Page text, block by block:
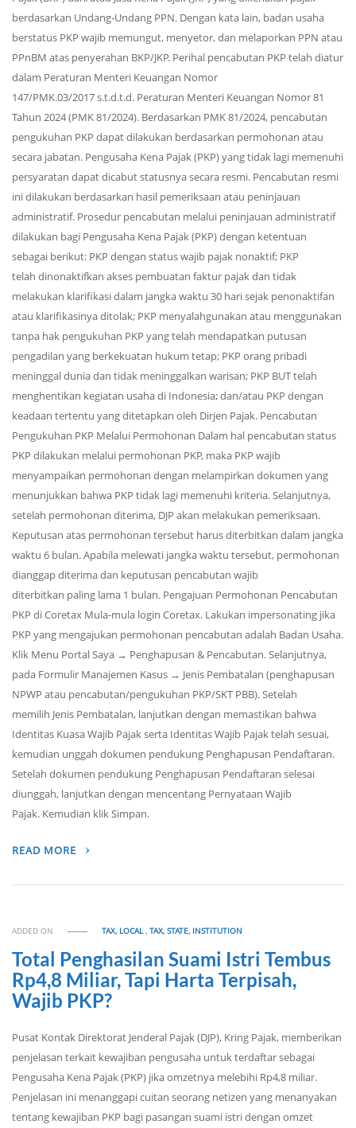
berdasarkan Undang-Undang PPN. Dengan kata lain, badan usaha
berstatus PKP wajib memungut, menyetor, dan melaporkan PPN atau
PPnBM atas penyerahan BKP/JKP. Perihal pencabutan PKP telah diatur
dalam Peraturan Menteri Keuangan Nomor
147/PMK.03/2017 s.t.d.t.d. Peraturan Menteri Keuangan Nomor 81
Tahun 2024 (PMK 81/2024). Berdasarkan PMK 81/2024, pencabutan
pengukuhan PKP dapat dilakukan berdasarkan permohonan atau
secara jabatan. Pengusaha Kena Pajak (PKP) yang tidak lagi memenuhi
persyaratan dapat dicabut statusnya secara resmi. Pencabutan resmi
ini dilakukan berdasarkan hasil pemeriksaan atau peninjauan
administratif. Prosedur pencabutan melalui peninjauan administratif
dilakukan bagi Pengusaha Kena Pajak (PKP) dengan ketentuan
sebagai berikut: PKP dengan status wajib pajak nonaktif; PKP
telah dinonaktifkan akses pembuatan faktur pajak dan tidak
melakukan klarifikasi dalam jangka waktu 30 hari sejak penonaktifan
atau klarifikasinya ditolak; PKP menyalahgunakan atau menggunakan
tanpa hak pengukuhan PKP yang telah mendapatkan putusan
pengadilan yang berkekuatan hukum tetap; PKP orang pribadi
meninggal dunia dan tidak meninggalkan warisan; PKP BUT telah
menghentikan kegiatan usaha di Indonesia; dan/atau PKP dengan
keadaan tertentu yang ditetapkan oleh Dirjen Pajak. Pencabutan
Pengukuhan PKP Melalui Permohonan Dalam hal pencabutan status
PKP dilakukan melalui permohonan PKP, maka PKP wajib
menyampaikan permohonan dengan melampirkan dokumen yang
menunjukkan bahwa PKP tidak lagi memenuhi kriteria. Selanjutnya,
setelah permohonan diterima, DJP akan melakukan pemeriksaan.
Keputusan atas permohonan tersebut harus diterbitkan dalam jangka
waktu 6 bulan. Apabila melewati jangka waktu tersebut, permohonan
dianggap diterima dan keputusan pencabutan wajib
diterbitkan paling lama 1 bulan. Pengajuan Permohonan Pencabutan
PKP di Coretax Mula-mula login Coretax. Lakukan impersonating jika
PKP yang mengajukan permohonan pencabutan adalah Badan Usaha.
Klik Menu Portal Saya → Penghapusan & Pencabutan. Selanjutnya,
pada Formulir Manajemen Kasus → Jenis Pembatalan (penghapusan
NPWP atau pencabutan/pengukuhan PKP/SKT PBB). Setelah
memilih Jenis Pembatalan, lanjutkan dengan memastikan bahwa
Identitas Kuasa Wajib Pajak serta Identitas Wajib Pajak telah sesuai,
kemudian unggah dokumen pendukung Penghapusan Pendaftaran.
Setelah dokumen pendukung Penghapusan Pendaftaran selesai
diunggah, lanjutkan dengan mencentang Pernyataan Wajib
Pajak. Kemudian klik Simpan.
READ MORE
ADDED ON TAX, LOCAL,TAX, STATE, INSTITUTION
Total Penghasilan Suami Istri Tembus
Rp4,8 Miliar, Tapi Harta Terpisah,
Wajib PKP?
Pusat Kontak Direktorat Jenderal Pajak (DJP), Kring Pajak, memberikan
penjelasan terkait kewajiban pengusaha untuk terdaftar sebagai
Pengusaha Kena Pajak (PKP) jika omzetnya melebihi Rp4,8 miliar.
Penjelasan ini menanggapi cuitan seorang netizen yang menanyakan
tentang kewajiban PKP bagi pasangan suami istri dengan omzet